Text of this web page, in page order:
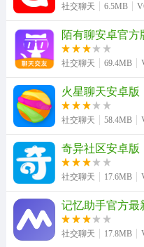
我的圈子直装版 蝶恋安卓直装版
蜜糖聊天交友无广告版
社交聊天 6.5MB
陌有聊安卓官方
社交聊天 69.4MB
火星聊天安卓版
社交聊天 58.4MB
奇异社区安卓版
社交聊天 17.6MB
记忆助手官方最
社交聊天 17.8MB